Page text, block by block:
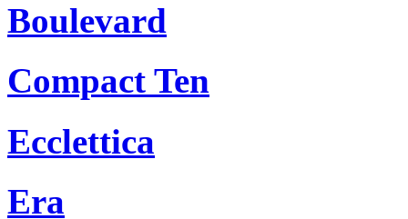
Boulevard
Compact Ten
Ecclettica
Era